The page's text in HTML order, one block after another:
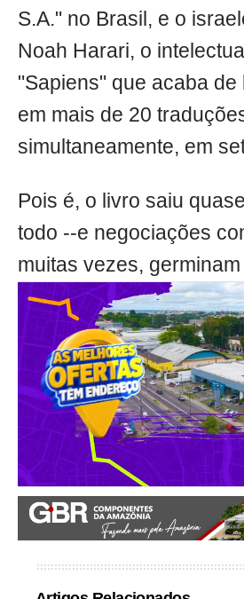
S.A." no Brasil, e o
Noah Harari, o
"Sapiens" que acaba
em mais de 20
simultaneamente, em
Pois é, o livro saiu
todo --e negociações
muitas vezes,